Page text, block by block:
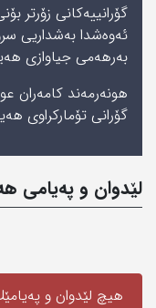
گۆرانییه‌كانی‌
ئه‌وه‌شدا به‌شداريی‌
به‌رهه‌می جیاوازی
هونه‌رمه‌ند كامەران
گۆرانی تۆمارکراوی
لێدوان و په‌یامی‌
هیچ لێدوان و